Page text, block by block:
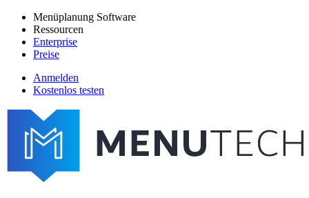
Direkt
zum
Inhalt
Main
navigation
Menüplanung Software
Ressourcen
Enterprise
Preise
menutech
navigation
Anmelden
Kostenlos testen